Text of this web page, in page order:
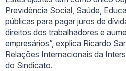
Previdência Social, Saúde,
públicas para pagar juros de
direitos dos trabalhadores e
empresários”, explica Ricardo
Relações Internacionais da
do Sindicato.